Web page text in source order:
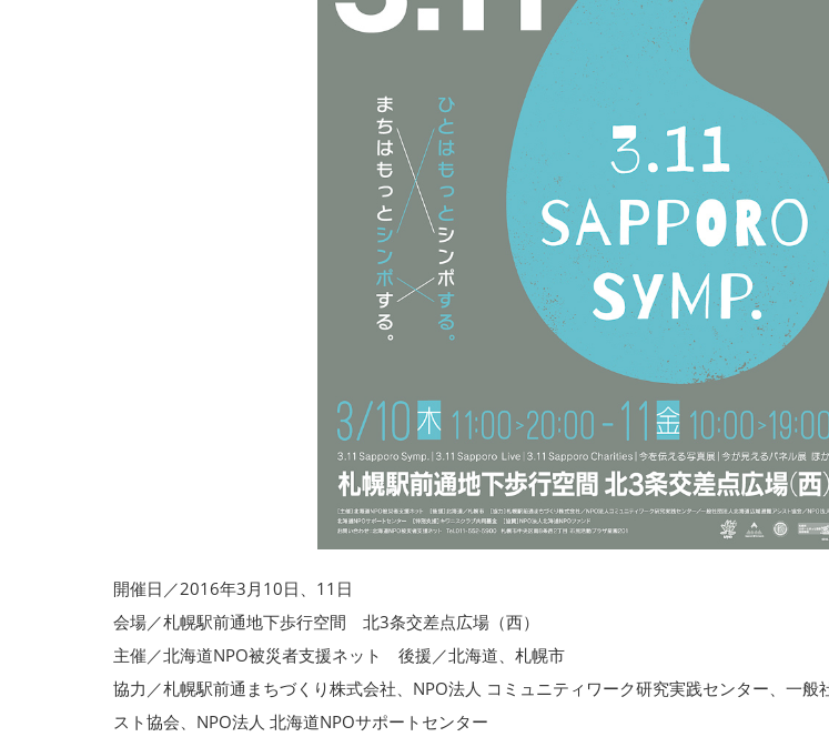
開催日／2016年3月10日、11日
会場／札幌駅前通地下歩行空間 北3条交差点広場（西）
主催／北海道NPO被災者支援ネット 後援／北海道、札幌市
協力／札幌駅前通まちづくり株式会社、NPO法人 コミュニティワーク研究実践センター、一般
スト協会、NPO法人 北海道NPOサポートセンター